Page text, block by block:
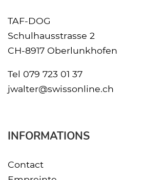
TAF-DOG
Schulhausstrasse 2
CH-8917 Oberlunkhofen
Tel 079 723 01 37
jwalter@swissonline.ch
INFORMATIONS
Contact